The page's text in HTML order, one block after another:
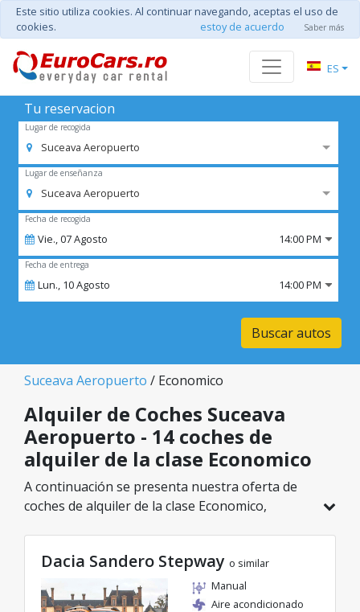
Este sitio utiliza cookies. Al continuar navegando, aceptas el uso de
cookies.
estoy de acuerdo Saber más
ES
Tu reservacion
Lugar de recogida
Suceava Aeropuerto
Lugar de enseñanza
Suceava Aeropuerto
Fecha de recogida
Vie.,07Agosto 14:00 PM
Fecha de entrega
Lun., 10Agosto 14:00 PM
Buscar autos
Suceava Aeropuerto / Economico
Alquiler de Coches Suceava
Aeropuerto - 14 coches de
alquiler de la clase Economico
A continuación se presenta nuestra oferta de
coches de alquiler de la clase Economico,
el modelo ideal de la categoría seleccionada, con
tarifas excelentes desde solo 21€/día.
Dacia Sandero Stepway o similar
Manual
Aire acondicionado